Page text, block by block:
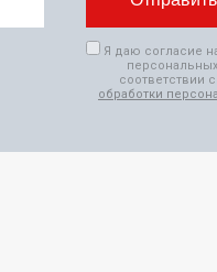
Я даю согласие
соответствии с
обработки